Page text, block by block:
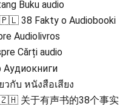
Buku audio
🇵🇱 38 Fakty o Audiobooki
Audiolivros
Cărți audio
กับ หนังสือเสียง
关于有声书的38个事实